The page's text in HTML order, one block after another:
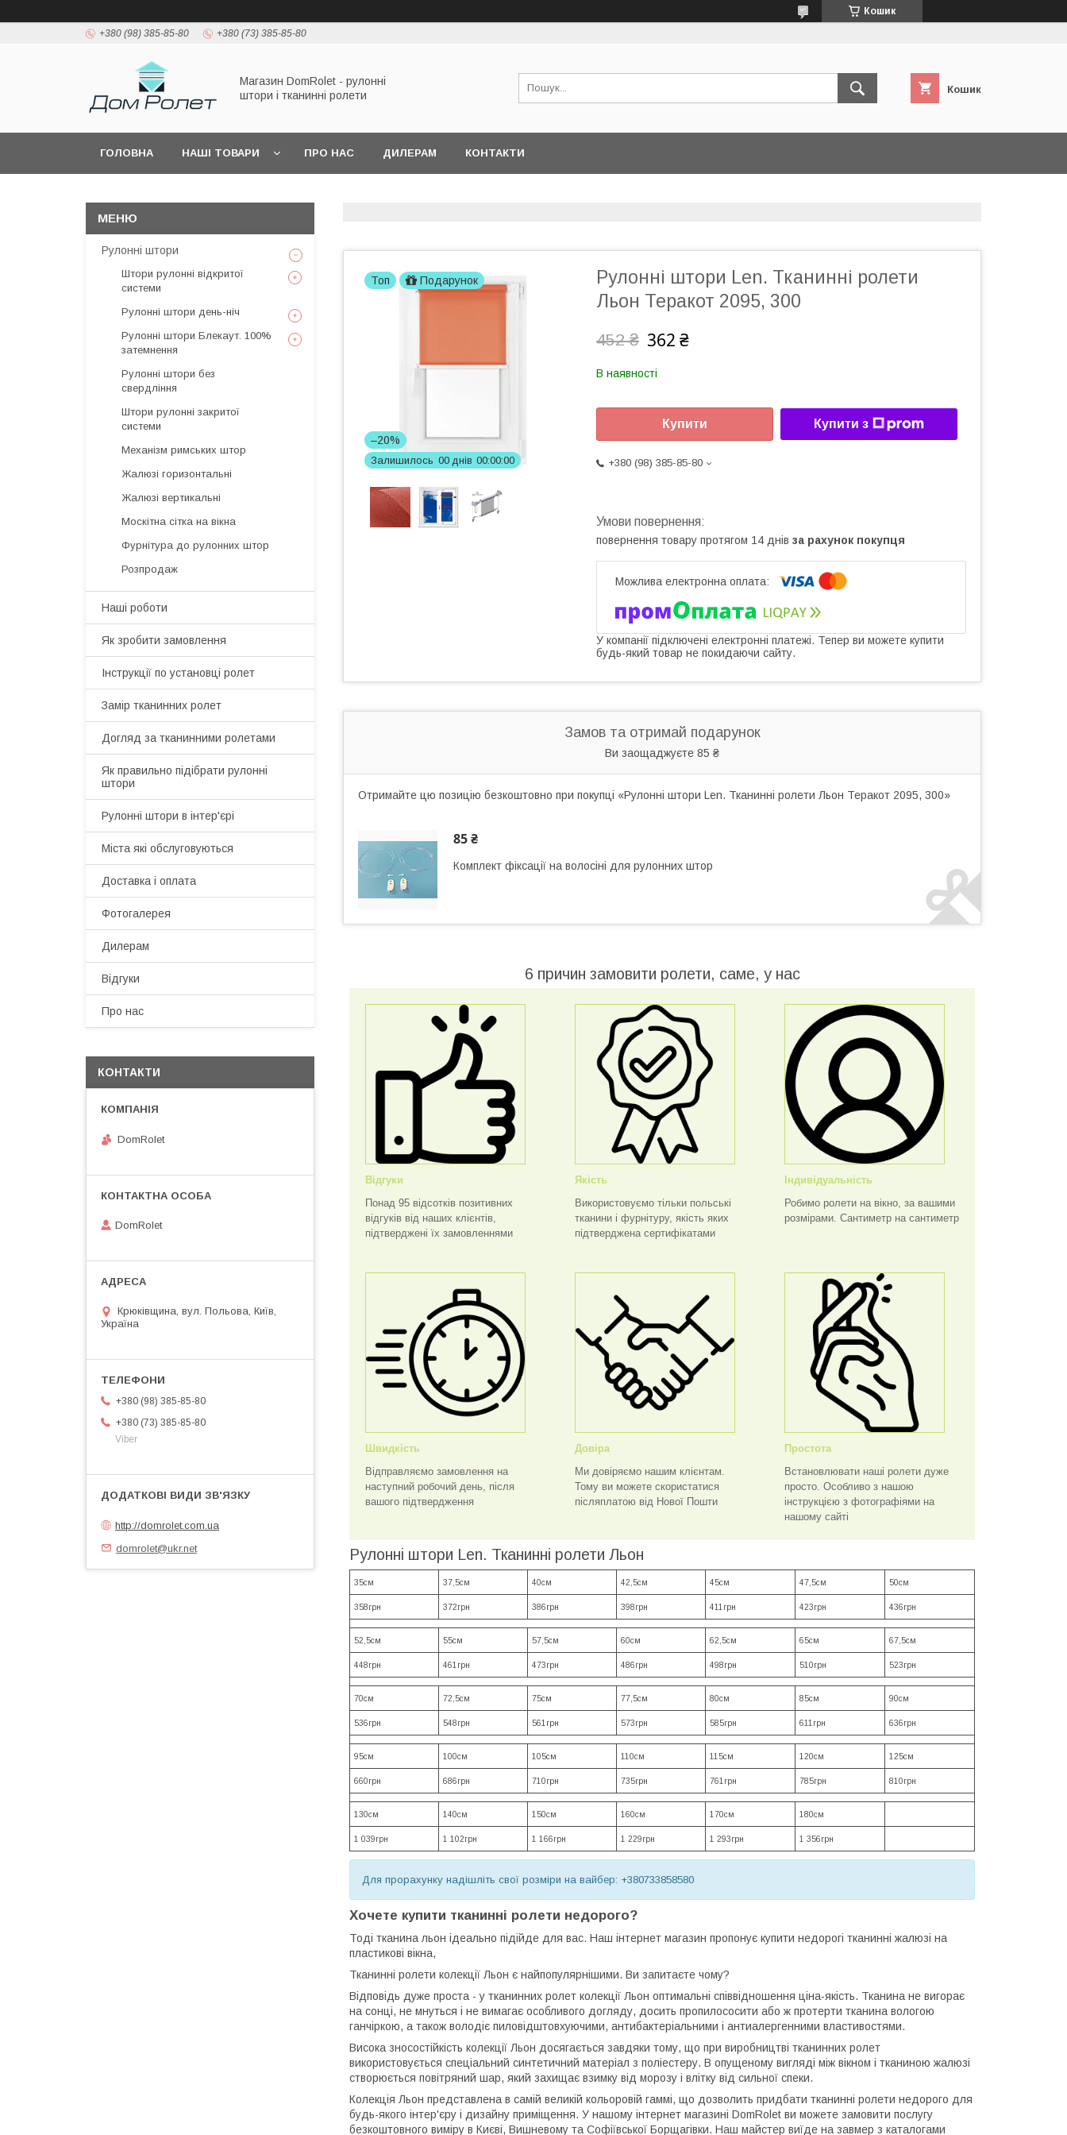
Кошик
+380 (98) 385-85-80 +380 (73) 385-85-80
Магазин DomRolet - рулонні
штори і тканинні ролети
Кошик
ГОЛОВНА НАШІ ТОВАРИ ПРО НАС ДИЛЕРАМ КОНТАКТИ
Топ Подарунок
–20%
Залишилось 00 днів 00 00 00
Рулонні штори Len. Тканинні ролети
Льон Теракот 2095, 300
452 ₴ 362 ₴
В наявності
Купити Купити з
+380 (98) 385-85-80
повернення товару протягом 14 днів за рахунок покупця
У компанії підключені електронні платежі. Тепер ви можете купити
будь-який товар не покидаючи сайту.
Замов та отримай подарунок
Ви заощаджуєте 85 ₴
Отримайте цю позицію безкоштовно при покупці «Рулонні штори Len. Тканинні ролети Льон Теракот 2095, 300»
85 ₴
Комплект фіксації на волосіні для рулонних штор
6 причин замовити ролети, саме, у нас
Відгуки
Понад 95 відсотків позитивних
відгуків від наших клієнтів,
підтверджені їх замовленнями
Якість
Використовуємо тільки польські
тканини і фурнітуру, якість яких
підтверджена сертифікатами
Індивідуальність
Робимо ролети на вікно, за вашими
розмірами. Сантиметр на сантиметр
Швидкість
Відправляємо замовлення на
наступний робочий день, після
вашого підтвердження
Довіра
Ми довіряємо нашим клієнтам.
Тому ви можете скористатися
післяплатою від Нової Пошти
Простота
Встановлювати наші ролети дуже
просто. Особливо з нашою
інструкцією з фотографіями на
нашому сайті
Рулонні штори Len. Тканинні ролети Льон
35см 37,5см 40см 42,5см 45см 47,5см 50см
358грн 372грн 386грн 398грн 411грн 423грн 436грн
52,5см 55см 57,5см 60см 62,5см 65см 67,5см
448грн 461грн 473грн 486грн 498грн 510грн 523грн
70см 72,5см 75см 77,5см 80см 85см 90см
536грн 548грн 561грн 573грн 585грн 611грн 636грн
95см 100см 105см 110см 115см 120см 125см
660грн 686грн 710грн 735грн 761грн 785грн 810грн
130см 140см 150см 160см 170см 180см
1 039грн 1 102грн 1 166грн 1 229грн 1 293грн 1 356грн
Для прорахунку надішліть свої розміри на вайбер: +380733858580
Хочете купити тканинні ролети недорого?
Тоді тканина льон ідеально підійде для вас. Наш інтернет магазин пропонує купити недорогі тканинні жалюзі на
пластикові вікна,
Тканинні ролети колекції Льон є найпопулярнішими. Ви запитаєте чому?
Відповідь дуже проста - у тканинних ролет колекції Льон оптимальні співвідношення ціна-якість. Тканина не вигорає
на сонці, не мнуться і не вимагає особливого догляду, досить пропилососити або ж протерти тканина вологою
ганчіркою, а також володіє пиловідштовхуючими, антибактеріальними і антиалергенними властивостями.
Висока зносостійкість колекції Льон досягається завдяки тому, що при виробництві тканинних ролет
використовується спеціальний синтетичний матеріал з поліестеру. В опущеному вигляді між вікном і тканиною жалюзі
створюється повітряний шар, який захищає взимку від морозу і влітку від сильної спеки.
Колекція Льон представлена в самій великій кольоровій гаммі, що дозволить придбати тканинні ролети недорого для
будь-якого інтер'єру і дизайну приміщення. У нашому інтернет магазині DomRolet ви можете замовити послугу
безкоштовного виміру в Києві, Вишневому та Софіївської Борщагівки. Наш майстер виїде на завмер з каталогами
Рулонні штори
Штори рулонні відкритої
системи
Рулонні штори день-ніч
Рулонні штори Блекаут. 100%
затемнення
Рулонні штори без
свердління
Штори рулонні закритої
системи
Механізм римських штор
Жалюзі горизонтальні
Жалюзі вертикальні
Москітна сітка на вікна
Фурнітура до рулонних штор
Розпродаж
Наші роботи
Як зробити замовлення
Інструкції по установці ролет
Замір тканинних ролет
Догляд за тканинними ролетами
Як правильно підібрати рулонні
штори
Рулонні штори в інтер'єрі
Міста які обслуговуються
Доставка і оплата
Фотогалерея
Дилерам
Відгуки
Про нас
КОНТАКТИ
DomRolet
DomRolet
Крюківщина, вул. Польова, Київ,
Україна
+380 (98) 385-85-80
+380 (73) 385-85-80
Viber
http://domrolet.com.ua
domrolet@ukr.net